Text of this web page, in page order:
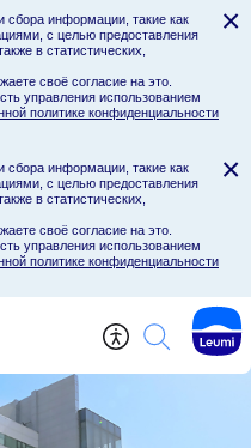
сбора информации, такие как
с целью предоставления
в статистических,
своё согласие на это.
управления использованием
политике конфиденциальности
×
сбора информации, такие как
с целью предоставления
в статистических,
своё согласие на это.
управления использованием
политике конфиденциальности
×